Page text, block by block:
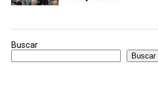
Buscar
Buscar